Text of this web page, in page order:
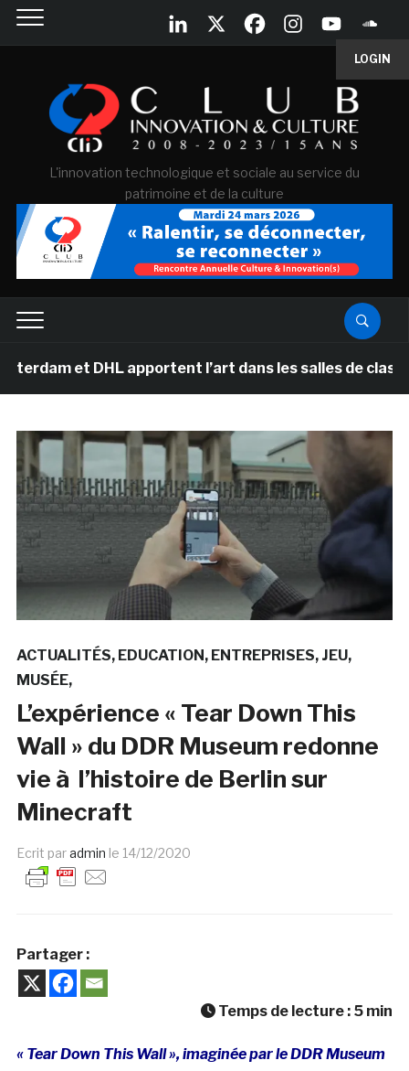
LOGIN
L'innovation technologique et sociale au service du
patrimoine et de la culture
DHL apportent l’art dans les salles de classe des
ACTUALITÉS EDUCATION ENTREPRISES JEU
MUSÉE
L’expérience « Tear Down This
Wall » du DDR Museum redonne
vie à l’histoire de Berlin sur
Minecraft
Ecrit paradmin le 14/12/2020
Partager :
Temps de lecture : 5 min
« Tear Down This Wall », imaginée par le DDR Museum